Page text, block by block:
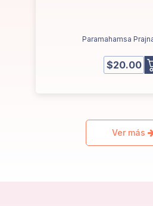
Paramahamsa
$20.00
Ver más